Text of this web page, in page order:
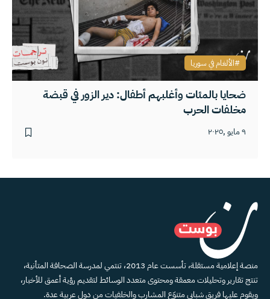
ضحايا بالمئات وأغلبهم أطفال: دير الزور في قبضة
مخلفات الحرب
٩ مايو ,٢٠٢٥
الألغام في سوريا
منصة إعلامية مستقلة، تأسست عام 2013، تنتمي لمدرسة الصحافة المتأنية،
تنتج تقارير وتحليلات معمقة ومحتوى متعدد الوسائط لتقديم رؤية أعمق للأخبار،
ويقوم عليها فريق شبابي متنوّع المشارب والخلفيات من دول عربية عدة.